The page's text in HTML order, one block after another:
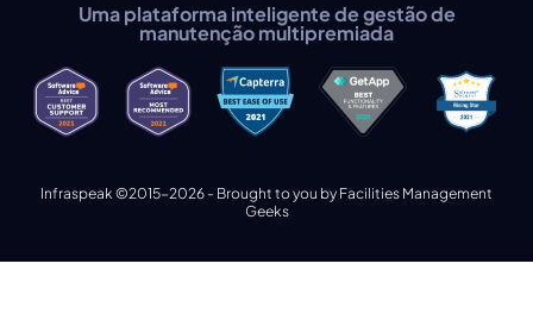
Uma plataforma inteligente de gestão de
manutenção multipremiada
Infraspeak ©2015-2026 - Brought to you by Facilities Management
Geeks